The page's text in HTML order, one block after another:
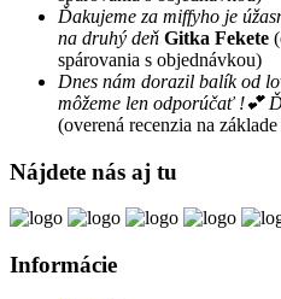
Ďakujeme za miffyho je
na druhý deň Gitka Fekete
spárovania s objednávkou)
Dnes nám dorazil balík od
môžeme len odporúčať !💕
(overená recenzia na
Nájdete nás aj tu
Informácie